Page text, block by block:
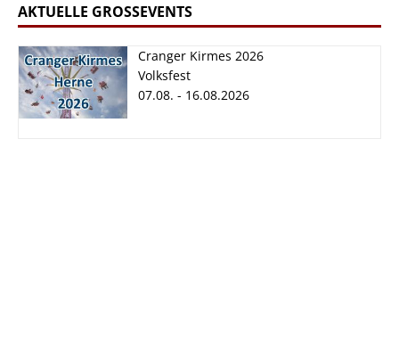
AKTUELLE GROSSEVENTS
Cranger Kirmes 2026
Volksfest
07.08. - 16.08.2026